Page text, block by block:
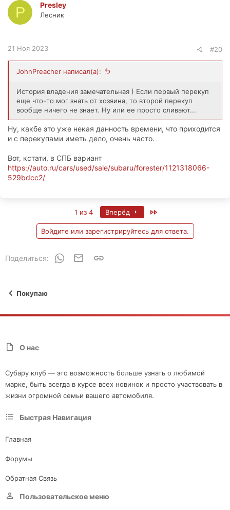
P Presley
Лесник
21 Ноя 2023 #20
JohnPreacher написал(а):
История владения замечательная ) Если первый перекуп
еще что-то мог знать от хозяина, то второй перекуп
вообще ничего не знает. Ну или ее просто сливают...
Ну, какбе это уже некая данность времени, что приходится
и с перекупами иметь дело, очень часто.
Вот, кстати, в СПБ вариант
https://auto.ru/cars/used/sale/subaru/forester/1121318066-
529bdcc2/
1 из 4 Вперёд
Войдите или зарегистрируйтесь для ответа.
Поделиться: WhatsAppЭлектронная почта
Покупаю
О нас
Субару клуб — это возможность больше узнать о любимой
марке, быть всегда в курсе всех новинок и просто участвовать в
жизни огромной семьи вашего автомобиля.
Быстрая Навигация
Главная
Форумы
Обратная Связь
Пользовательское меню